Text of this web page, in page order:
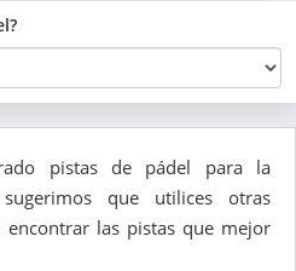
pistas de pádel para la
que utilices otras
encontrar las pistas que mejor